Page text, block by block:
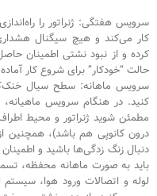
سرویس هفتگی: ژنراتور را
کار می‌کند و هیچ سیگنال
کرده و از نبود نشتی اطمینان
حالت “خودکار” برای شروع کار
سرویس ماهانه: سطح سیال
کنید. در هنگام سرویس ماهیانه،
مطمئن شوید ژنراتور و محیط
درون کانوپی هم باشد)،
دنبال زنگ زدگی‌ها باشید و
باید به صورت ماهانه محفظه،